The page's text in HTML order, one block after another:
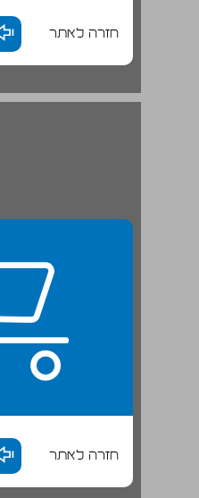
חזרה לאתר
2.0.2 הדקדוק והידיעה הם עניין שבהסכם ... 23
חזרה לאתר